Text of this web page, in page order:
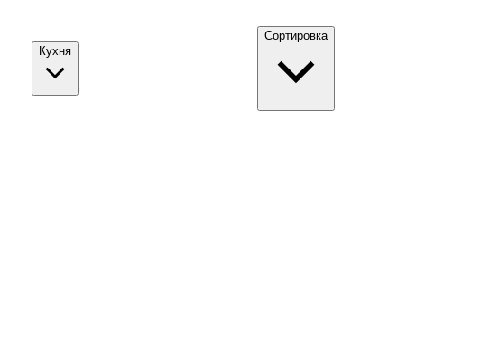
Кухня
Сортировка